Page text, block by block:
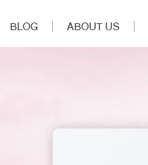
BLOG ABOUT US